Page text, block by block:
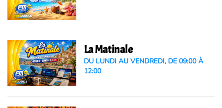
La Matinale
DU LUNDI AU VENDREDI, DE 09:00 À
12:00